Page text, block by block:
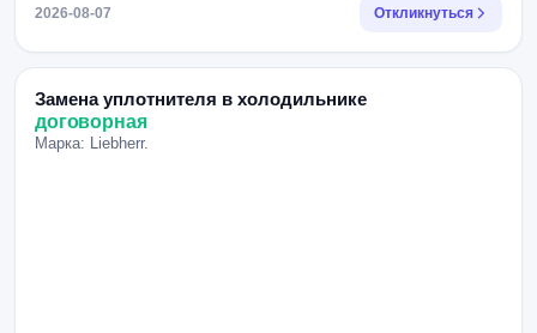
2026-08-07 Откликнуться
Замена уплотнителя в холодильнике
договорная
Марка: Liebherr.